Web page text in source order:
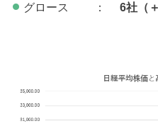
グロース ： 6社（